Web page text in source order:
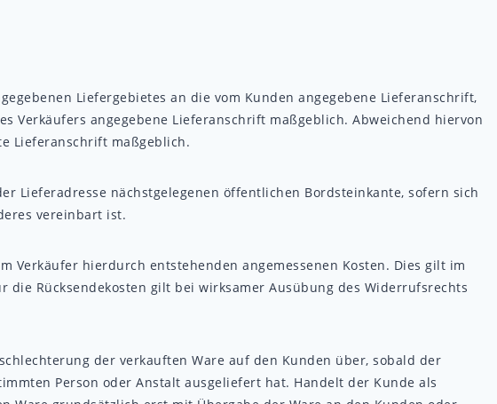
Liefergebietes an die vom Kunden angegebene Lieferanschrift,
angegebene Lieferanschrift maßgeblich. Abweichend hiervon
Lieferanschrift maßgeblich.
Lieferadresse nächstgelegenen öffentlichen Bordsteinkante, sofern sich
vereinbart ist.
Verkäufer hierdurch entstehenden angemessenen Kosten. Dies gilt im
Rücksendekosten gilt bei wirksamer Ausübung des Widerrufsrechts
der verkauften Ware auf den Kunden über, sobald der
Person oder Anstalt ausgeliefert hat. Handelt der Kunde als